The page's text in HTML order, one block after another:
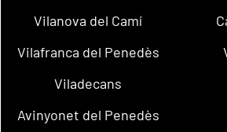
Vilanova del Camí
Vilafranca del Penedès
Viladecans
Avinyonet del Penedès